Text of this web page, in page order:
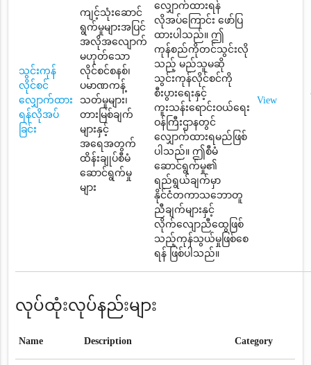
သွင်းကုန်
လိုင်စင်
လျှောက်ထား
ရန်လိုအပ်
ခြင်း
ကျင့်သုံးဆောင်
ရွက်မှုများအပြင်
အလိုအလျောက်
မဟုတ်သော
လိုင်စင်စနစ်၊
ပမာဏကန့်
သတ်မှုများ၊
တားမြစ်ချက်
များနှင့်
အရေအတွက်
ထိန်းချုပ်စီမံ
ဆောင်ရွက်မှု
များ
လျှောက်ထားရန်
လိုအပ်ကြောင်း ဖော်ပြ
ထားပါသည်။ ဤ
ကုန်စည်ကိုတင်သွင်းလို
သည့် မည်သူမဆို
သွင်းကုန်လိုင်စင်ကို
စီးပွားရေးနှင့်
ကူးသန်းရောင်းဝယ်ရေး
ဝန်ကြီးဌာနတွင်
လျှောက်ထားရမည်ဖြစ်
ပါသည်။ ဤစီမံ
ဆောင်ရွက်မှု၏
ရည်ရွယ်ချက်မှာ
နိုင်ငံတကာသဘောတူ
ညီချက်များနှင့်
လိုက်လျောညီထွေဖြစ်
သည့်ကုန်သွယ်မှုဖြစ်စေ
ရန် ဖြစ်ပါသည်။
View
လုပ်ထုံးလုပ်နည်းများ
Name Description Category